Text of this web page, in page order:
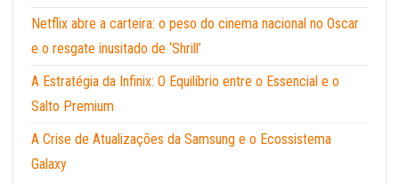
Netflix abre a carteira: o peso do cinema nacional no Oscar
e o resgate inusitado de ‘Shrill’
A Estratégia da Infinix: O Equilíbrio entre o Essencial e o
Salto Premium
A Crise de Atualizações da Samsung e o Ecossistema
Galaxy